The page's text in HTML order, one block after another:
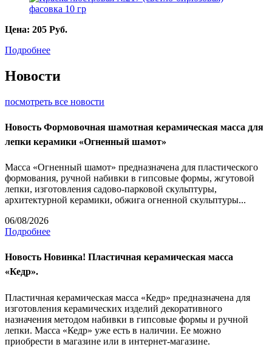
Цена: 205 Руб.
Подробнее
Новости
посмотреть все новости
Новость Формовочная шамотная керамическая масса для
лепки керамики «Огненный шамот»
Масса «Огненный шамот» предназначена для пластического
формования, ручной набивки в гипсовые формы, жгутовой
лепки, изготовления садово-парковой скульптуры,
архитектурной керамики, обжига огненной скульптуры...
06/08/2026
Подробнее
Новость Новинка! Пластичная керамическая масса
«Кедр».
Пластичная керамическая масса «Кедр» предназначена для
изготовления керамических изделий декоративного
назначения методом набивки в гипсовые формы и ручной
лепки. Масса «Кедр» уже есть в наличии. Ее можно
приобрести в магазине или в интернет-магазине.